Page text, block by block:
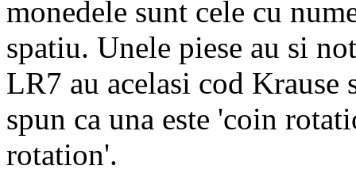
monedele sunt cele cu
spatiu. Unele piese au si
LR7 au acelasi cod Krause
spun ca una este 'coin
rotation'.